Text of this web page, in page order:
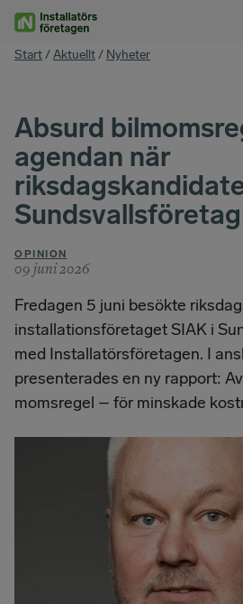
You
Start/Aktuellt/ Nyheter
Absurd
agendan när
Sundsvallsföretag
OPINION
09 juni 2026
Fredagen 5 juni besökte
installationsföretaget SIAK i
med Installatörsföretagen. I
presenterades en ny rapport:
momsregel – för minskade